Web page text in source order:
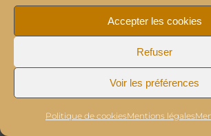
Accepter les cookies
Refuser
Voir les préférences
Politique de cookiesMentions légales